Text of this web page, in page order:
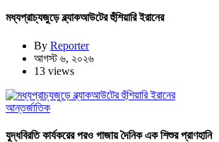
মধ্যপ্রাচ্যজুড়ে ব্ল্যাকআউটের হুঁশিয়ারি ইরানের
By Reporter
আগস্ট ৬, ২০২৬
13 views
আন্তর্জাতিক
যুদ্ধবিরতি কার্যকরের পরও গাজায় দৈনিক এক শিশুর প্রাণহানি